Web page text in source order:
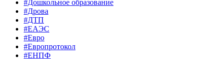
#Дошкольное образование
#Дрова
#ДТП
#ЕАЭС
#Евро
#Европротокол
#ЕНПФ